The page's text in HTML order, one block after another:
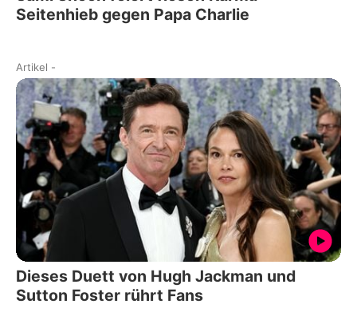
Seitenhieb gegen Papa Charlie
Artikel -
Dieses Duett von Hugh Jackman und
Sutton Foster rührt Fans